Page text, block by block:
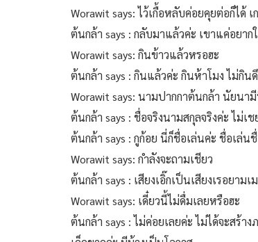
Worawit says: ไว้เกื้อหลับค่อยคุยต่อก็ได้
ต้นกล้า says : กลับมาแล้วค่ะ เขาแค่อยา
Worawit says: กินข้าวแล้วหรอฮะ
ต้นกล้า says : กินแล้วค่ะ กินห้าโมง ไม่กิน
Worawit says: นามปากกาต้นกล้า นัยนา
ต้นกล้า says : ชื่อจริงนามสกุลจริงค่ะ ไม่เ
ต้นกล้า says : กูก้อย นี่ก็ชื่อเล่นค่ะ ชื่อเล่น
Worawit says: กำลังจะถามเชียว
ต้นกล้า says : เสียงเอิ๊กเป็นเสียงเรอย
Worawit says: เดี๋ยวนี้ไม่ดื่มเลยหรือฮะ
ต้นกล้า says : ไม่ค่อยเลยค่ะ ไม่ได้จะสร้